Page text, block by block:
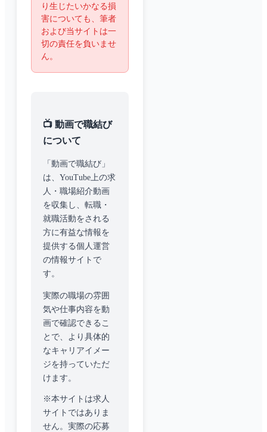
り生じたいかなる損
害についても、筆者
および当サイトは一
切の責任を負いませ
ん。
📺 動画で職結び
について
「動画で職結び」
は、YouTube上の求
人・職場紹介動画
を収集し、転職・
就職活動をされる
方に有益な情報を
提供する個人運営
の情報サイトで
す。
実際の職場の雰囲
気や仕事内容を動
画で確認できるこ
とで、より具体的
なキャリアイメー
ジを持っていただ
けます。
※本サイトは求人
サイトではありま
せん。実際の応募